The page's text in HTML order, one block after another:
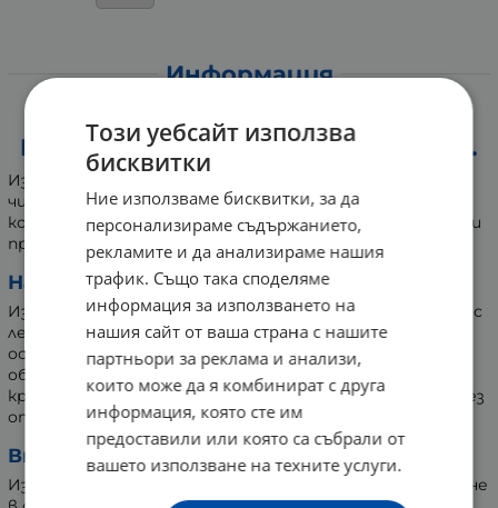
Информация
ЖАЯ РЕГЕНЕРИРАЩА МАСКА ЗА
КОСА С НАТУРАЛЕН ЗЕХТИН 200 мл.
Изключително регенерираща маска с екстракт от
чист, натурален зехтин. Възстановява и укрепва
косъма, без да утежнява. Подобрява еластичността и
прави косата супер блестяща и лесна за разресване.
Начин на употреба:
Използвайте на влажна коса, като втриете маската с
леки масажни движения по дължината на косата и
оставете да действа за 3 - 5 минути и изплакнете
обилно с вода. Ако косата е със силно изтощени
краища, може да използвате маската и като грижа без
отмиване.
Внимание:
Избягвайте директен контакт с очите. При попадане
Този уебсайт използва
бисквитки
Ние използваме бисквитки, за да
персонализираме съдържанието,
рекламите и да анализираме нашия
трафик. Също така споделяме
информация за използването на
нашия сайт от ваша страна с нашите
партньори за реклама и анализи,
които може да я комбинират с друга
информация, която сте им
предоставили или която са събрали от
вашето използване на техните услуги.